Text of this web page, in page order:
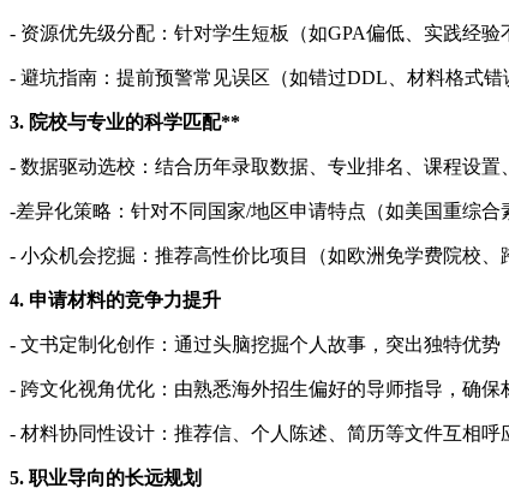
- 资源优先级分配：针对学生短板（如GPA偏低、实践经
- 避坑指南：提前预警常见误区（如错过DDL、材料格式错
3. 院校与专业的科学匹配**
- 数据驱动选校：结合历年录取数据、专业排名、课程设置
-差异化策略：针对不同国家/地区申请特点（如美国重综合
- 小众机会挖掘：推荐高性价比项目（如欧洲免学费院校、
4. 申请材料的竞争力提升
- 文书定制化创作：通过头脑挖掘个人故事，突出独特优
- 跨文化视角优化：由熟悉海外招生偏好的导师指导，确
- 材料协同性设计：推荐信、个人陈述、简历等文件互相呼
5. 职业导向的长远规划